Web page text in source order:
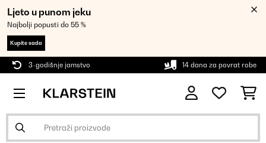
Ljeto u punom jeku
Najbolji popusti do 55 %
Kupite sada
3-godišnje jamstvo 14 dana za povrat robe